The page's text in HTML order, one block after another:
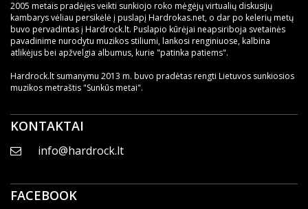
2005 metais pradėjęs veikti sunkiojo roko mėgėjų virtualių diskusijų
kambarys vėliau persikėlė į puslapį Hardrokas.net, o dar po kelerių metų
buvo pervadintas į Hardrock.lt. Puslapio kūrėjai neapsiriboja svetainės
pavadinime nurodytu muzikos stiliumi, lankosi renginiuose, kalbina
atlikėjus bei apžvelgia albumus, kurie "patinka patiems".
Hardrock.lt sumanymu 2013 m. buvo pradėtas rengti Lietuvos sunkiosios
muzikos metraštis "Sunkūs metai".
KONTAKTAI
info@hardrock.lt
FACEBOOK